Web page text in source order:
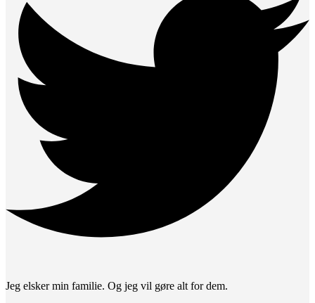
Jeg elsker min familie. Og jeg vil gøre alt for dem.